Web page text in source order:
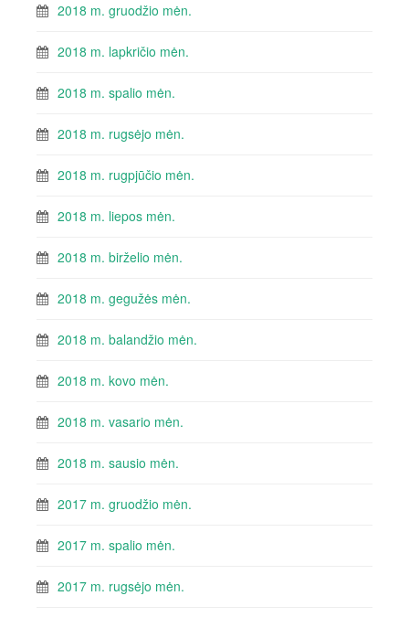
2018 m. gruodžio mėn.
2018 m. lapkričio mėn.
2018 m. spalio mėn.
2018 m. rugsėjo mėn.
2018 m. rugpjūčio mėn.
2018 m. liepos mėn.
2018 m. birželio mėn.
2018 m. gegužės mėn.
2018 m. balandžio mėn.
2018 m. kovo mėn.
2018 m. vasario mėn.
2018 m. sausio mėn.
2017 m. gruodžio mėn.
2017 m. spalio mėn.
2017 m. rugsėjo mėn.